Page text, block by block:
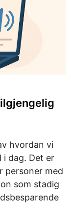
hvordan vi
dag. Det er
personer med
som stadig